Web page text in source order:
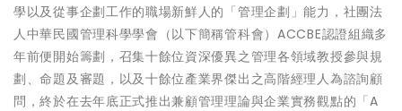
學以及從事企劃工作的職場新鮮人的「管理企劃」能力，社團法
人中華民國管理科學學會（以下簡稱管科會）ACCBE認證組織多
年前便開始籌劃，召集十餘位資深優異之管理各領域教授參與規
劃、命題及審題，以及十餘位產業界傑出之高階經理人為諮詢顧
問，終於在去年底正式推出兼顧管理理論與企業實務觀點的「A